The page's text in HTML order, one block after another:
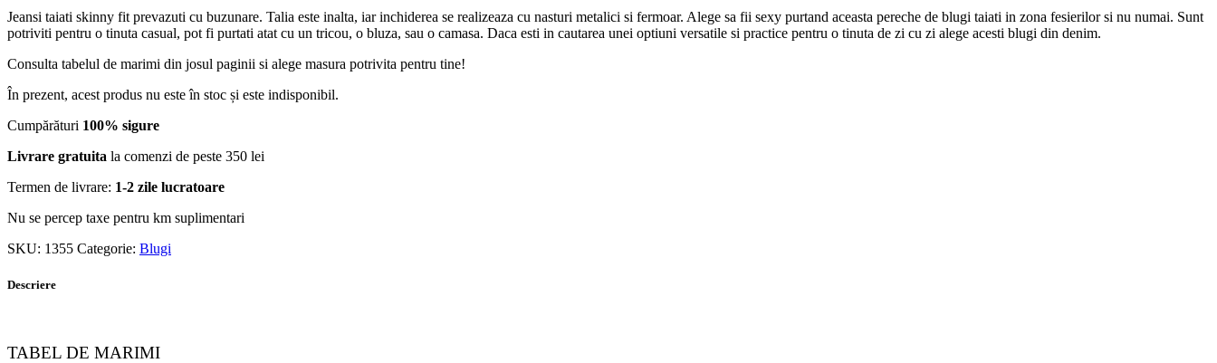
Jeansi taiati skinny fit prevazuti cu buzunare. Talia este inalta, iar inchiderea se realizeaza cu nasturi metalici si fermoar. Alege sa fii sexy purtand aceasta pereche de blugi taiati in zona fesierilor si nu numai. Sunt
potriviti pentru o tinuta casual, pot fi purtati atat cu un tricou, o bluza, sau o camasa. Daca esti in cautarea unei optiuni versatile si practice pentru o tinuta de zi cu zi alege acesti blugi din denim.
Consulta tabelul de marimi din josul paginii si alege masura potrivita pentru tine!
În prezent, acest produs nu este în stoc și este indisponibil.
Cumpărături 100% sigure
Livrare gratuita la comenzi de peste 350 lei
Termen de livrare: 1-2 zile lucratoare
Nu se percep taxe pentru km suplimentari
SKU: 1355 Categorie: Blugi
Descriere
TABEL DE MARIMI